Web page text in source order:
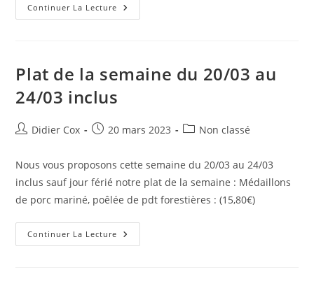
Continuer La Lecture
Plat de la semaine du 20/03 au
24/03 inclus
Didier Cox 20 mars 2023 Non classé
Nous vous proposons cette semaine du 20/03 au 24/03
inclus sauf jour férié notre plat de la semaine : Médaillons
de porc mariné, poêlée de pdt forestières : (15,80€)
Continuer La Lecture